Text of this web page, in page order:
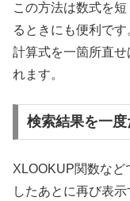
この方法は数式を
るときにも便利で
計算式を一箇所直
れます。
検索結果を一
XLOOKUP関数など
したあとに再び表